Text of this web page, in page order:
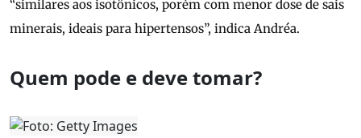
“similares aos isotônicos, porém com menor dose de sais
minerais, ideais para hipertensos”, indica Andréa.
Quem pode e deve tomar?